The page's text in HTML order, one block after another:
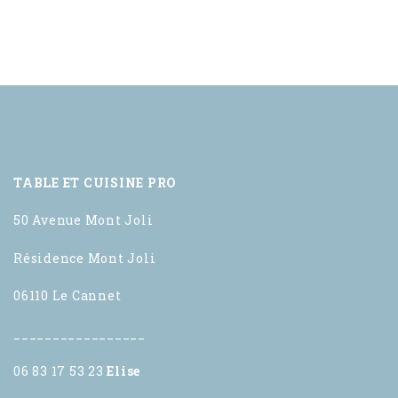
TABLE ET CUISINE PRO
50 Avenue Mont Joli
Résidence Mont Joli
06110 Le Cannet
06 83 17 53 23Elise